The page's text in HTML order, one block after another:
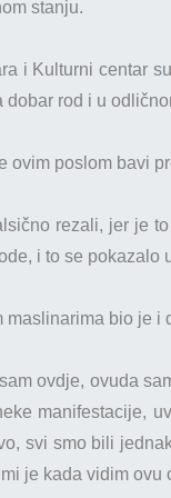
stanju.
i Kulturni centar
dobar rod i u
ovim poslom bavi
rezali, jer je
i to se pokazalo
maslinarima bio je
ovdje, ovuda
manifestacije,
svi smo bili
je kada vidim ovu